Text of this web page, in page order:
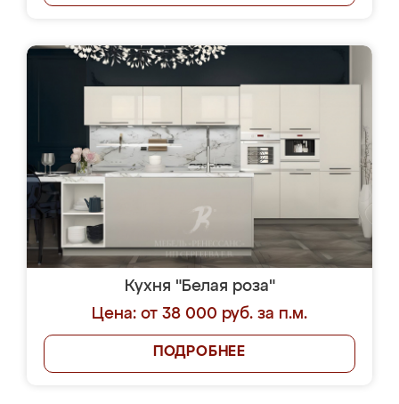
Кухня "Белая роза"
Цена: от 38 000 руб. за п.м.
ПОДРОБНЕЕ